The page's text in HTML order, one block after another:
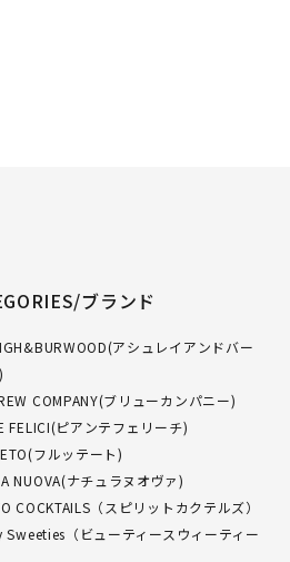
ブランド
アシュレイアンドバー
COMPANY(ブリューカンパニー)
FELICI(ピアンテフェリーチ)
フルッテート)
NUOVA(ナチュラヌオヴァ)
COCKTAILS（スピリットカクテルズ）
Sweeties（ビューティースウィーティー